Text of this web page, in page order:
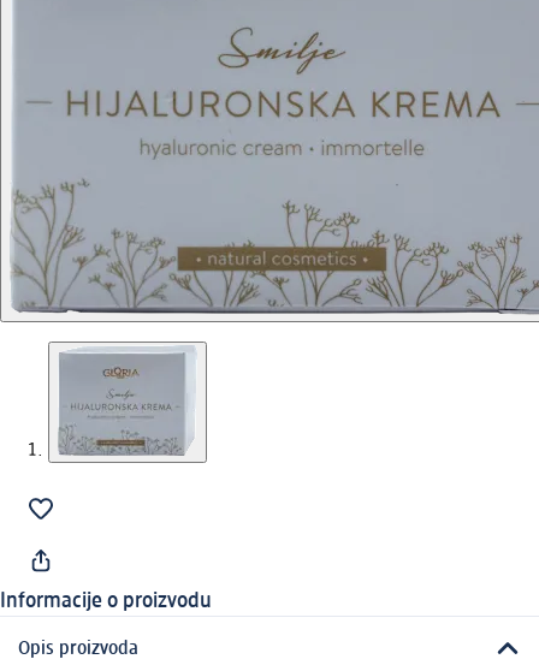
Informacije o proizvodu
Opis proizvoda